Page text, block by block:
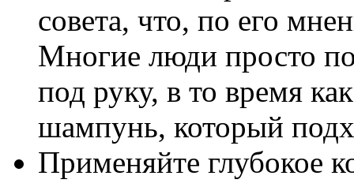
совета, что, по его
Многие люди просто
под руку, в то время
шампунь, который
Применяйте глубокое